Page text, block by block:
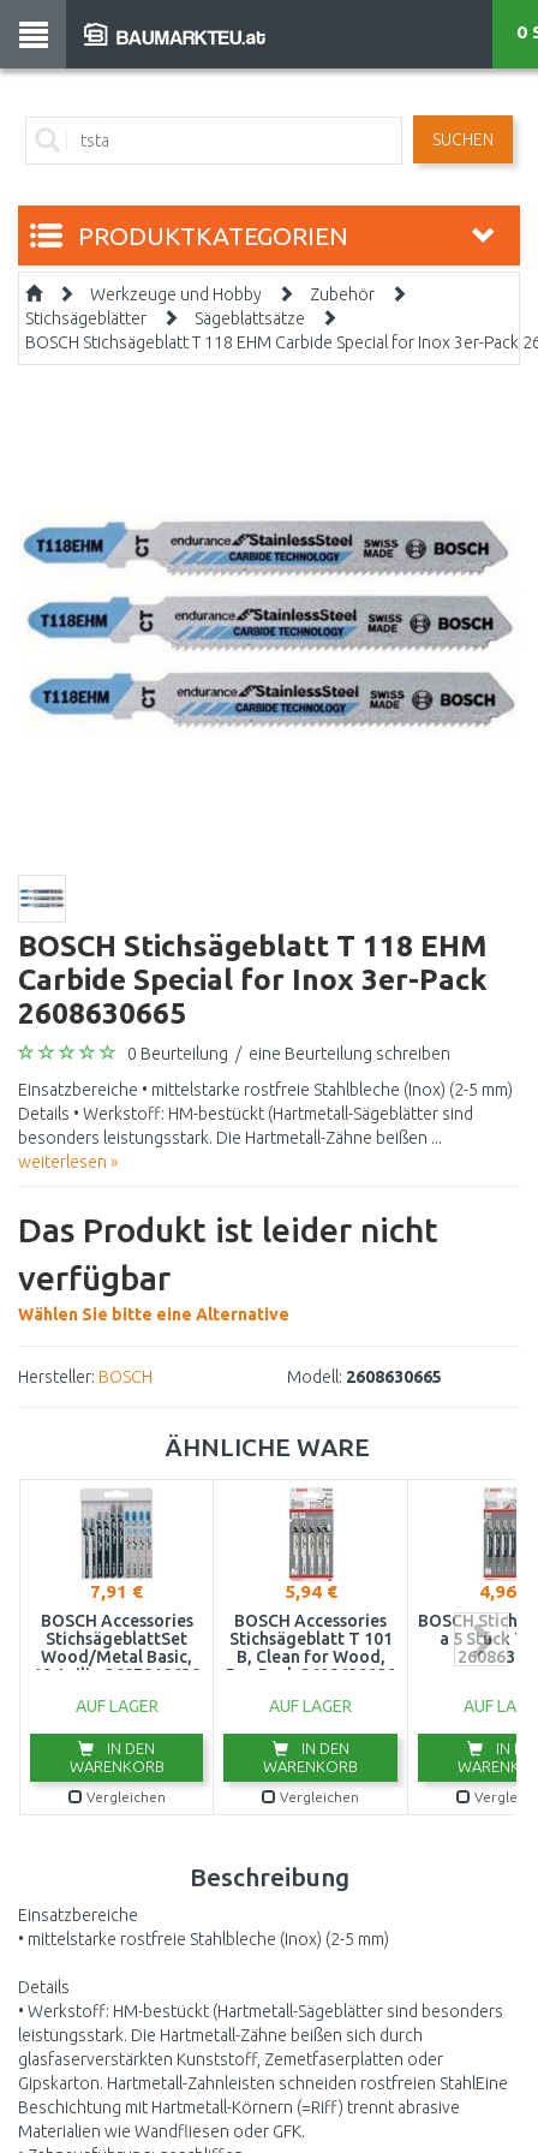
SUCHEN
0
PRODUKTKATEGORIEN
Werkzeuge und Hobby
Zubehör
Stichsägeblätter
Sägeblattsätze
BOSCH Stichsägeblatt T 118 EHM Carbide Special for Inox 3er-Pack
BOSCH Stichsägeblatt T 118 EHM
Carbide Special for Inox 3er-Pack
2608630665
0 Beurteilung / eine Beurteilung schreiben
Einsatzbereiche • mittelstarke rostfreie Stahlbleche (Inox) (2-5 mm)
Details • Werkstoff: HM-bestückt (Hartmetall-Sägeblätter sind
besonders leistungsstark. Die Hartmetall-Zähne beißen ...
weiterlesen »
Das Produkt ist leider nicht
verfügbar
Wählen Sie bitte eine Alternative
Hersteller: BOSCH Modell: 2608630665
ÄHNLICHE WARE
7,91 €
BOSCH Accessories
StichsägeblattSet
Wood/Metal Basic,
10-teilig 2607010630
AUF LAGER
IN DEN
WARENKORB
Vergleichen
5,94 €
BOSCH Accessories
Stichsägeblatt T 101
B, Clean for Wood,
5er-Pack 2608630030
AUF LAGER
IN DEN
WARENKORB
Vergleichen
4,96 €
BOSCH
a 5 Stück
AUF
IN
Beschreibung
Einsatzbereiche
• mittelstarke rostfreie Stahlbleche (Inox) (2-5 mm)
Details
• Werkstoff: HM-bestückt (Hartmetall-Sägeblätter sind besonders
leistungsstark. Die Hartmetall-Zähne beißen sich durch
glasfaserverstärkten Kunststoff, Zemetfaserplatten oder
Gipskarton. Hartmetall-Zahnleisten schneiden rostfreien StahlEine
Beschichtung mit Hartmetall-Körnern (=Riff) trennt abrasive
Materialien wie Wandfliesen oder GFK.